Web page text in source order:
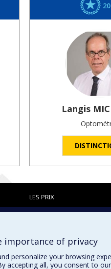
Langis
LES PRIX
importance of privacy
personalize your browsing
accepting all, you consent to